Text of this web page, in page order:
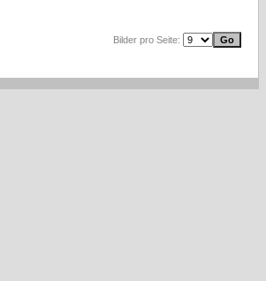
Bilder pro Seite: